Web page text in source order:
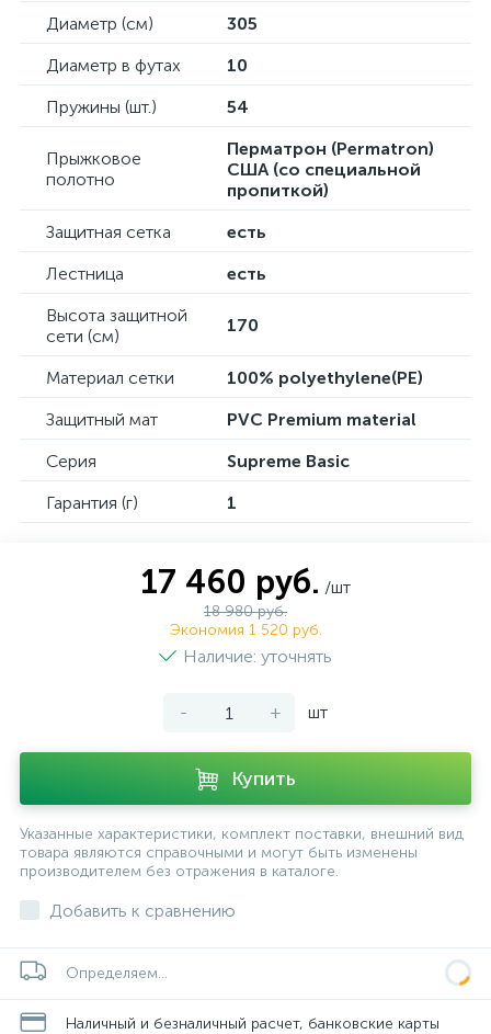
Диаметр (см)
305
Диаметр в футах
10
Пружины (шт.)
54
Прыжковое
полотно
Перматрон (Permatron)
США (cо специальной
пропиткой)
Защитная сетка
есть
Лестница
есть
Высота защитной
сети (см)
170
Материал сетки
100% polyethylene(PE)
Защитный мат
PVC Premium material
Серия
Supreme Basic
Гарантия (г)
1
17 460 руб. /шт
18 980 руб.
Экономия 1 520 руб.
Наличие: уточнять
- + шт
Купить
Указанные характеристики, комплект поставки, внешний вид
товара являются справочными и могут быть изменены
производителем без отражения в каталоге.
Добавить к сравнению
Определяем...
Наличный и безналичный расчет, банковские карты